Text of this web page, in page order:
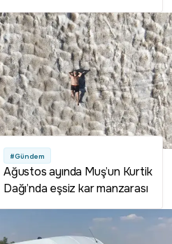
#Gündem
Ağustos ayında Muş’un Kurtik
Dağı’nda eşsiz kar manzarası